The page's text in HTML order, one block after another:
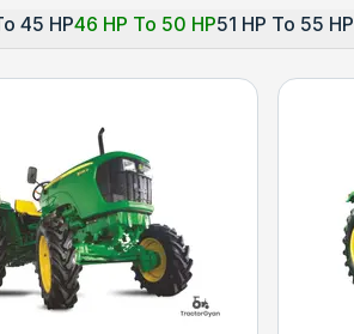
45 HP46 HP To 50 HP51 HP To 55 HP